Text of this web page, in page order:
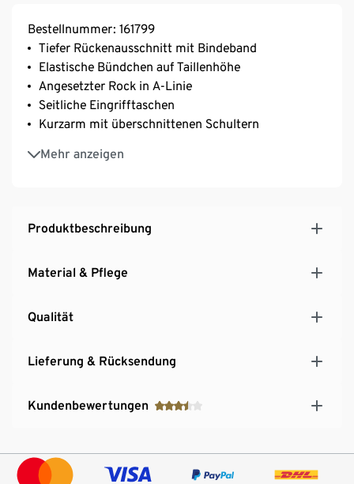
Bestellnummer: 161799
Tiefer Rückenausschnitt mit Bindeband
Elastische Bündchen auf Taillenhöhe
Angesetzter Rock in A-Linie
Seitliche Eingrifftaschen
Kurzarm mit überschnittenen Schultern
Mehr anzeigen
Fixierter Ärmelumschlag
Aus effektvollem Strukturgarn
Produktbeschreibung
Material & Pflege
Qualität
Lieferung & Rücksendung
Kundenbewertungen